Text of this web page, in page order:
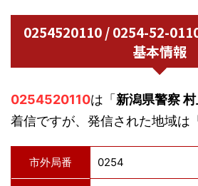
0254520110 / 0254-52-
基本情報
0254520110は「新潟県警察
着信ですが、発信された地域は
市外局番 0254